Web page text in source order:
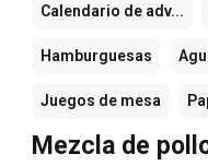
Calendario de adv...
Hamburguesas
Juegos de mesa
Mezcla de